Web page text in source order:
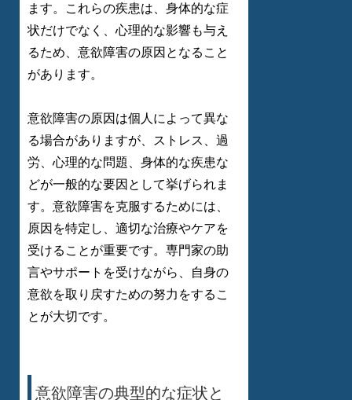
ます。これらの疾患は、身体的な症
状だけでなく、心理的な影響も与え
るため、意欲障害の原因となること
があります。
意欲障害の原因は個人によって異な
る場合がありますが、ストレス、過
労、心理的な問題、身体的な疾患な
どが一般的な要因として挙げられま
す。意欲障害を克服するためには、
原因を特定し、適切な治療やケアを
受けることが重要です。専門家の助
言やサポートを受けながら、自身の
意欲を取り戻すための努力をするこ
とが大切です。
意欲障害の典型的な症状と